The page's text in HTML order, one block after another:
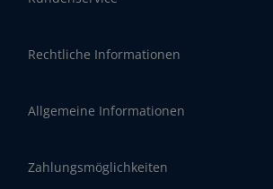
Rechtliche Informationen
Allgemeine Informationen
Zahlungsmöglichkeiten